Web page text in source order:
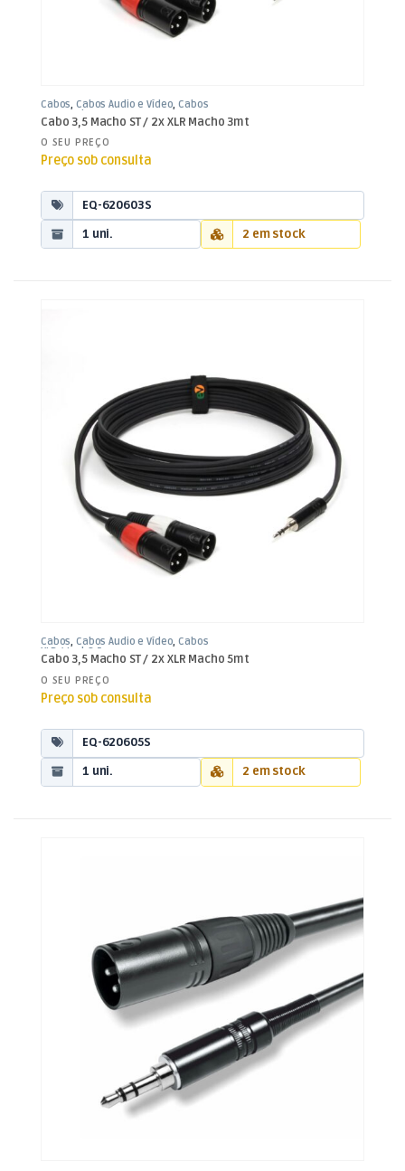
Cabos,Cabos Áudio e Vídeo,Cabos
XLR / Jack 3,5mm
Cabo 3,5 Macho ST / 2x XLR Macho 3mt
O SEU PREÇO
Preço sob consulta
EQ-620603S
1 uni.
2 em stock
Cabos,Cabos Áudio e Vídeo,Cabos
XLR / Jack 3,5mm
Cabo 3,5 Macho ST / 2x XLR Macho 5mt
O SEU PREÇO
Preço sob consulta
EQ-620605S
1 uni.
2 em stock